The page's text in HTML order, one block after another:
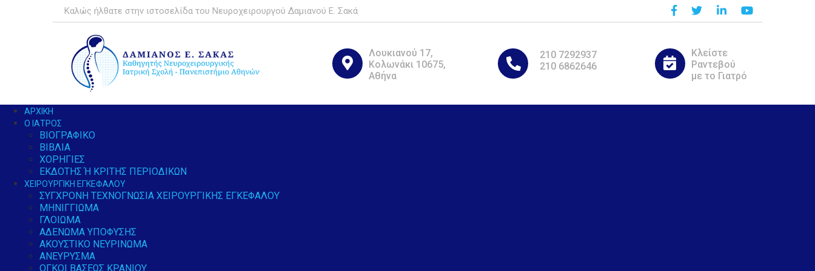
Καλώς ήλθατε στην ιστοσελίδα του Νευροχειρουργού Δαμιανού Ε. Σακά
Λουκιανού 17,
Κολωνάκι 10675,
Αθήνα
210 7292937
210 6862646
Κλείστε
Ραντεβού
με το Γιατρό
ΑΡΧΙΚΉ
Ο ΙΑΤΡΌΣ
ΒΙΟΓΡΑΦΙΚΌ
ΒΙΒΛΊΑ
ΧΟΡΗΓΊΕΣ
ΕΚΔΌΤΗΣ Ή ΚΡΙΤΉΣ ΠΕΡΙΟΔΙΚΏΝ
ΧΕΙΡΟΥΡΓΙΚΉ ΕΓΚΕΦΆΛΟΥ
ΣΎΓΧΡΟΝΗ ΤΕΧΝΟΓΝΩΣΊΑ ΧΕΙΡΟΥΡΓΙΚΉΣ ΕΓΚΕΦΆΛΟΥ
ΜΗΝΙΓΓΊΩΜΑ
ΓΛΟΊΩΜΑ
ΑΔΈΝΩΜΑ ΥΠΌΦΥΣΗΣ
ΑΚΟΥΣΤΙΚΌ ΝΕΥΡΊΝΩΜΑ
ΑΝΕΎΡΥΣΜΑ
ΌΓΚΟΙ ΒΆΣΕΩΣ ΚΡΑΝΊΟΥ